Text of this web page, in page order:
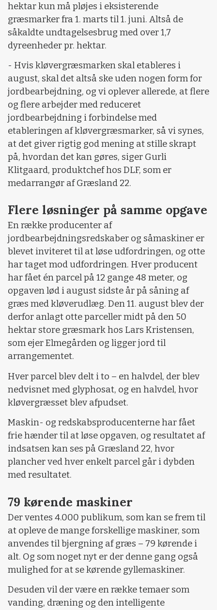
hektar kun må pløjes i eksisterende
græsmarker fra 1. marts til 1. juni. Altså de
såkaldte undtagelsesbrug med over 1,7
dyreenheder pr. hektar.
- Hvis kløvergræsmarken skal etableres i
august, skal det altså ske uden nogen form for
jordbearbejdning, og vi oplever allerede, at flere
og flere arbejder med reduceret
jordbearbejdning i forbindelse med
etableringen af kløvergræsmarker, så vi synes,
at det giver rigtig god mening at stille skrapt
på, hvordan det kan gøres, siger Gurli
Klitgaard, produktchef hos DLF, som er
medarrangør af Græsland 22.
Flere løsninger på samme opgave
En række producenter af
jordbearbejdningsredskaber og såmaskiner er
blevet inviteret til at løse udfordringen, og otte
har taget mod udfordringen. Hver producent
har fået én parcel på 12 gange 48 meter, og
opgaven lød i august sidste år på såning af
græs med kløverudlæg. Den 11. august blev der
derfor anlagt otte parceller midt på den 50
hektar store græsmark hos Lars Kristensen,
som ejer Elmegården og ligger jord til
arrangementet.
Hver parcel blev delt i to – en halvdel, der blev
nedvisnet med glyphosat, og en halvdel, hvor
kløvergræsset blev afpudset.
Maskin- og redskabsproducenterne har fået
frie hænder til at løse opgaven, og resultatet af
indsatsen kan ses på Græsland 22, hvor
plancher ved hver enkelt parcel går i dybden
med resultatet.
79 kørende maskiner
Der ventes 4.000 publikum, som kan se frem til
at opleve de mange forskellige maskiner, som
anvendes til bjergning af græs – 79 kørende i
alt. Og som noget nyt er der denne gang også
mulighed for at se kørende gyllemaskiner.
Desuden vil der være en række temaer som
vanding, dræning og den intelligente